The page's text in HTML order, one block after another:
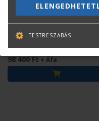
Canon PFI-710BK Black
tintapatron 700 ml
(2354C001AA)
Eredeti Canon patron a TX
sorozat gépeihez.
98 400 Ft + Áfa
TESTRESZABÁS